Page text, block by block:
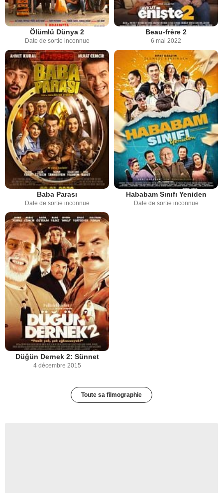
Ölümlü Dünya 2
Date de sortie inconnue
Beau-frère 2
6 mai 2022
Baba Parası
Date de sortie inconnue
Hababam Sınıfı Yeniden
Date de sortie inconnue
Düğün Dernek 2: Sünnet
4 décembre 2015
Toute sa filmographie